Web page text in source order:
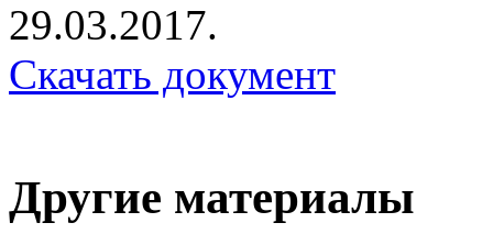
29.03.2017.
Скачать документ
Другие материалы